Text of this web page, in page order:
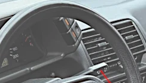
подключения.